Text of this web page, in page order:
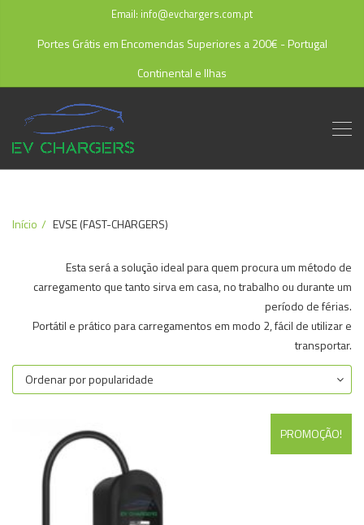
Email: info@evchargers.com.pt
Portes Grátis em Encomendas Superiores a 200€ - Portugal
Continental e Ilhas
Início EVSE (FAST-CHARGERS)
Esta será a solução ideal para quem procura um método de
carregamento que tanto sirva em casa, no trabalho ou durante um
período de férias.
Portátil e prático para carregamentos em modo 2, fácil de utilizar e
transportar.
PROMOÇÃO!